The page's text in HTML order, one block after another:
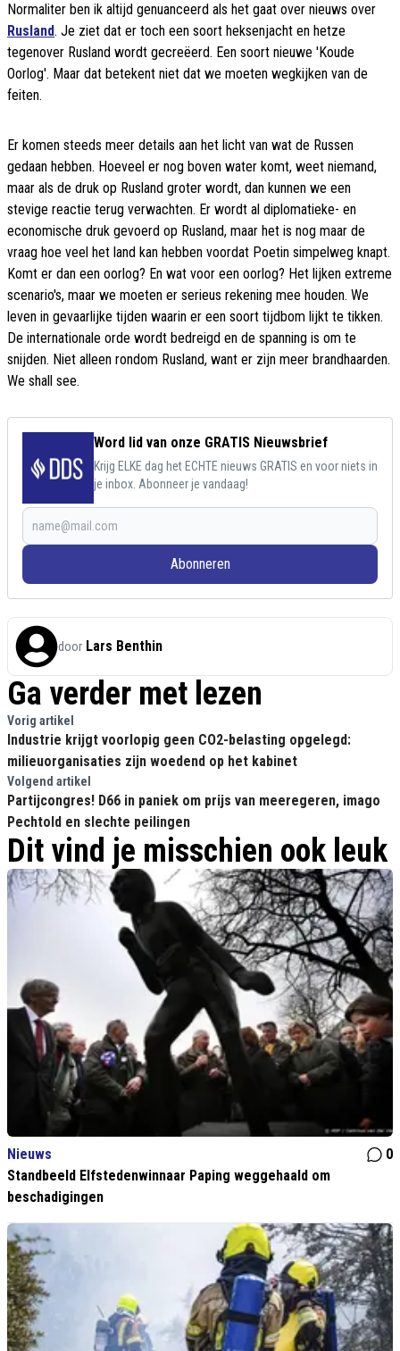
Normaliter ben ik altijd genuanceerd als het gaat over nieuws over
Rusland. Je ziet dat er toch een soort heksenjacht en hetze
tegenover Rusland wordt gecreëerd. Een soort nieuwe 'Koude
Oorlog'. Maar dat betekent niet dat we moeten wegkijken van de
feiten.
Er komen steeds meer details aan het licht van wat de Russen
gedaan hebben. Hoeveel er nog boven water komt, weet niemand,
maar als de druk op Rusland groter wordt, dan kunnen we een
stevige reactie terug verwachten. Er wordt al diplomatieke- en
economische druk gevoerd op Rusland, maar het is nog maar de
vraag hoe veel het land kan hebben voordat Poetin simpelweg knapt.
Komt er dan een oorlog? En wat voor een oorlog? Het lijken extreme
scenario's, maar we moeten er serieus rekening mee houden. We
leven in gevaarlijke tijden waarin er een soort tijdbom lijkt te tikken.
De internationale orde wordt bedreigd en de spanning is om te
snijden. Niet alleen rondom Rusland, want er zijn meer brandhaarden.
We shall see.
Word lid van onze GRATIS Nieuwsbrief
Krijg ELKE dag het ECHTE nieuws GRATIS en voor niets in
je inbox. Abonneer je vandaag!
Abonneren
door Lars Benthin
Ga verder met lezen
Vorig artikel
Industrie krijgt voorlopig geen CO2-belasting opgelegd:
milieuorganisaties zijn woedend op het kabinet
Volgend artikel
Partijcongres! D66 in paniek om prijs van meeregeren, imago
Pechtold en slechte peilingen
Dit vind je misschien ook leuk
Nieuws
0
Standbeeld Elfstedenwinnaar Paping weggehaald om
beschadigingen